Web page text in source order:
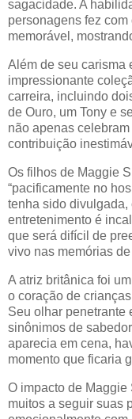
sagacidade. A
personagens fez
memorável,
Além de seu carisma
impressionante
carreira, incluindo
de Ouro, um Tony e
não apenas
contribuição
Os filhos de Maggie
“pacificamente no
tenha sido
entretenimento é
que será difícil de
vivo nas memórias
A atriz britânica foi
o coração de
Seu olhar penetrante
sinônimos de
aparecia em cena,
momento que ficaria
O impacto de
muitos a seguir suas